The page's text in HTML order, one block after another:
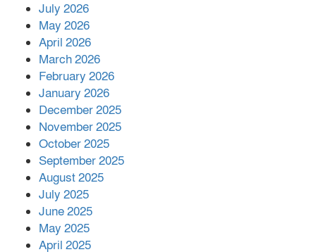
পর ফোন তারেক রহমানের,গ্যাস সঙ্কট
July 2026
May 2026
April 2026
March 2026
February 2026
January 2026
December 2025
November 2025
October 2025
September 2025
August 2025
July 2025
June 2025
May 2025
April 2025